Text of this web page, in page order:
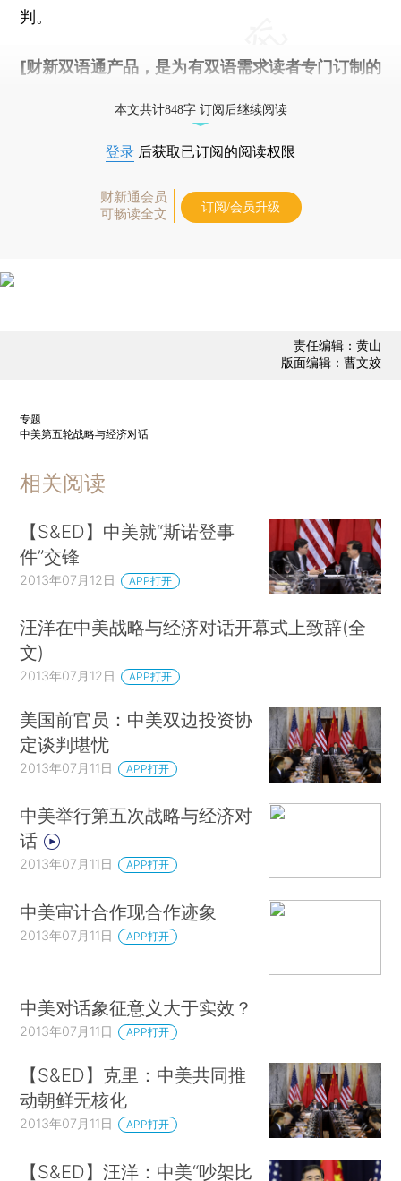
判。
[财新双语通产品，是为有双语需求读者专门订制的
本文共计848字 订阅后继续阅读
登录 后获取已订阅的阅读权限
财新通会员
可畅读全文
订阅/会员升级
责任编辑：黄山
版面编辑：曹文姣
专题
中美第五轮战略与经济对话
相关阅读
【S&ED】中美就“斯诺登事
件”交锋
2013年07月12日 APP打开
汪洋在中美战略与经济对话开幕式上致辞(全
文)
2013年07月12日 APP打开
美国前官员：中美双边投资协
定谈判堪忧
2013年07月11日 APP打开
中美举行第五次战略与经济对
话
2013年07月11日 APP打开
中美审计合作现合作迹象
2013年07月11日 APP打开
中美对话象征意义大于实效？
2013年07月11日 APP打开
【S&ED】克里：中美共同推
动朝鲜无核化
2013年07月11日 APP打开
【S&ED】汪洋：中美“吵架比